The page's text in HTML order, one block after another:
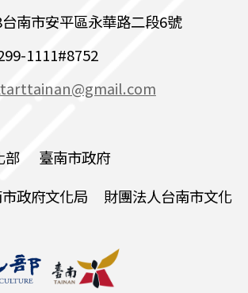
南市安平區永華路二段6號
1111#8752
部 臺南市政府
政府文化局 財團法人台南市文化